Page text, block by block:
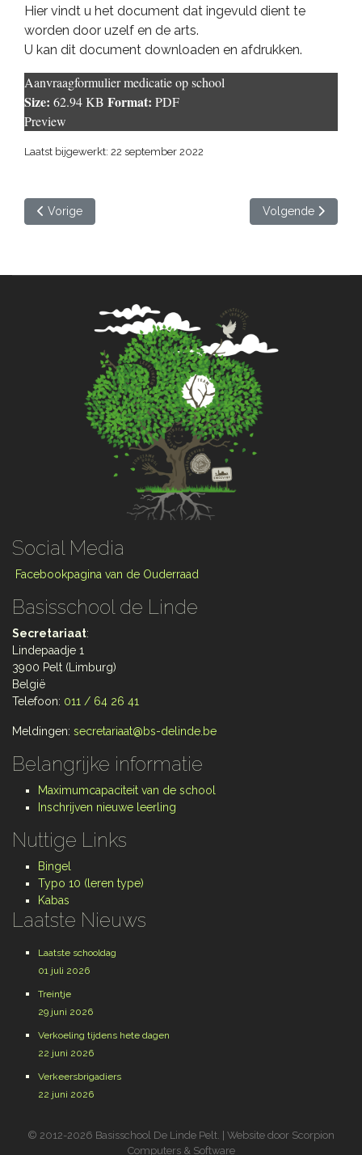
Hier vindt u het document dat ingevuld dient te
worden door uzelf en de arts.
U kan dit document downloaden en afdrukken.
Aanvraagformulier medicatie op school
Size: 62.94 KB Format: PDF
Preview
Laatst bijgewerkt: 22 september 2022
Vorig artikel: Doorlichtingsverslag
Vorige Volgende artikel:
Volgende
Social Media
Facebookpagina van de Ouderraad
Basisschool de Linde
Secretariaat:
Lindepaadje 1
3900 Pelt (Limburg)
België
Telefoon: 011 / 64 26 41
Meldingen: secretariaat@bs-delinde.be
Belangrijke informatie
Maximumcapaciteit van de school
Inschrijven nieuwe leerling
Nuttige Links
Bingel
Typo 10 (leren type)
Kabas
Laatste Nieuws
Laatste schooldag
01 juli 2026
Treintje
29 juni 2026
Verkoeling tijdens hete dagen
22 juni 2026
Verkeersbrigadiers
22 juni 2026
© 2012-2026 Basisschool De Linde Pelt. | Website door Scorpion
Computers & Software